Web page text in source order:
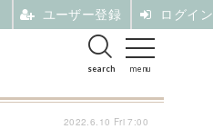
menu
search
2022.6.10 Fri 7:00
ユーザー登録 ログイン